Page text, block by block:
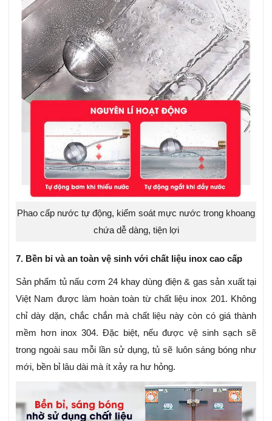
Phao cấp nước tự động, kiểm soát mực nước trong khoang
chứa dễ dàng, tiện lợi
7. Bền bỉ và an toàn vệ sinh với chất liệu inox cao cấp
Sản phẩm tủ nấu cơm 24 khay dùng điện & gas sản xuất tại
Việt Nam được làm hoàn toàn từ chất liệu inox 201. Không
chỉ dày dặn, chắc chắn mà chất liệu này còn có giá thành
mềm hơn inox 304. Đặc biệt, nếu được vệ sinh sạch sẽ
trong ngoài sau mỗi lần sử dụng, tủ sẽ luôn sáng bóng như
mới, bền bỉ lâu dài mà ít xảy ra hư hỏng.